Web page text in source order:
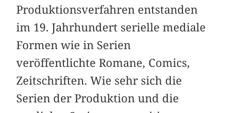
Produktionsverfahren entstanden
im 19. Jahrhundert serielle mediale
Formen wie in Serien
veröffentlichte Romane, Comics,
Zeitschriften. Wie sehr sich die
Serien der Produktion und die